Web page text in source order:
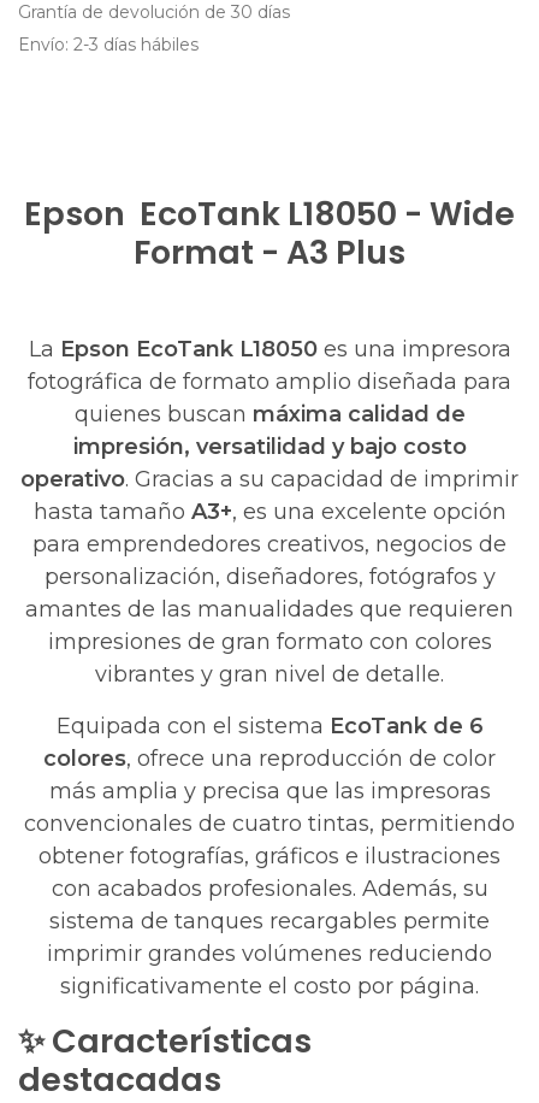
Grantía de devolución de 30 días
Envío: 2-3 días hábiles
Epson EcoTank L18050 - Wide
Format - A3 Plus
La Epson EcoTank L18050es una impresora
fotográfica de formato amplio diseñada para
quienes buscan máxima calidad de
impresión, versatilidad y bajo costo
operativo. Gracias a su capacidad de imprimir
hasta tamaño A3+, es una excelente opción
para emprendedores creativos, negocios de
personalización, diseñadores, fotógrafos y
amantes de las manualidades que requieren
impresiones de gran formato con colores
vibrantes y gran nivel de detalle.
Equipada con el sistema EcoTank de 6
colores, ofrece una reproducción de color
más amplia y precisa que las impresoras
convencionales de cuatro tintas, permitiendo
obtener fotografías, gráficos e ilustraciones
con acabados profesionales. Además, su
sistema de tanques recargables permite
imprimir grandes volúmenes reduciendo
significativamente el costo por página.
✨ Características
destacadas